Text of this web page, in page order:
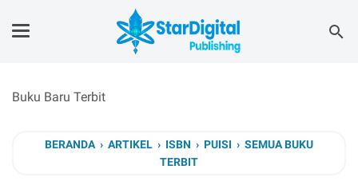
Buku Baru Terbit
BERANDA › ARTIKEL › ISBN › PUISI › SEMUA BUKU
TERBIT